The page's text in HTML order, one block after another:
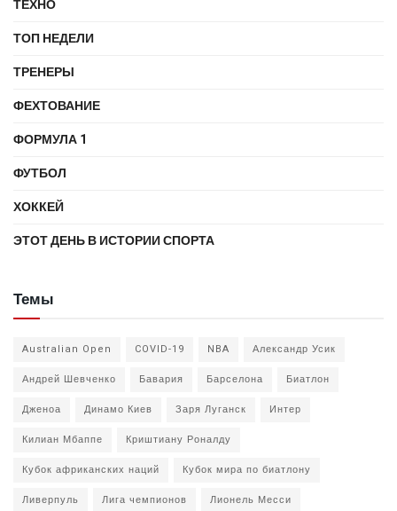
ТЕХНО
ТОП НЕДЕЛИ
ТРЕНЕРЫ
ФЕХТОВАНИЕ
ФОРМУЛА 1
ФУТБОЛ
ХОККЕЙ
ЭТОТ ДЕНЬ В ИСТОРИИ СПОРТА
Темы
Australian Open COVID-19 NBA
Александр Усик
Андрей Шевченко
Бавария Барселона
Биатлон
Дженоа
Динамо Киев Заря Луганск
Интер
Килиан Мбаппе
Криштиану Роналду
Кубок африканских наций
Кубок мира по биатлону
Ливерпуль
Лига чемпионов
Лионель Месси